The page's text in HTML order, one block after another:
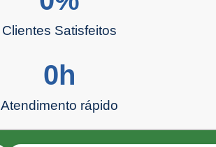
Clientes Satisfeitos
Atendimento rápido
0h